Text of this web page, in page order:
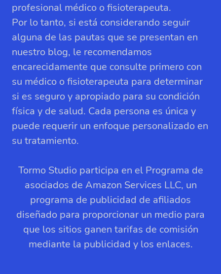
profesional médico o fisioterapeuta.
Por lo tanto, si está considerando seguir
alguna de las pautas que se presentan en
nuestro blog, le recomendamos
encarecidamente que consulte primero con
su médico o fisioterapeuta para determinar
si es seguro y apropiado para su condición
física y de salud. Cada persona es única y
puede requerir un enfoque personalizado en
su tratamiento.
Tormo Studio participa en el Programa de
asociados de Amazon Services LLC, un
programa de publicidad de afiliados
diseñado para proporcionar un medio para
que los sitios ganen tarifas de comisión
mediante la publicidad y los enlaces.